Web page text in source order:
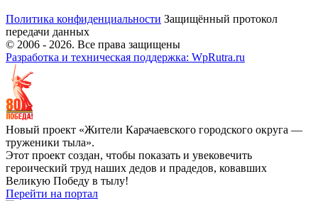
Политика конфиденциальности Защищённый протокол
передачи данных
© 2006 - 2026. Все права защищены
Разработка и техническая поддержка: WpRutra.ru
Новый проект «Жители Карачаевского городского округа —
труженики тыла».
Этот проект создан, чтобы показать и увековечить
героический труд наших дедов и прадедов, ковавших
Великую Победу в тылу!
Перейти на портал